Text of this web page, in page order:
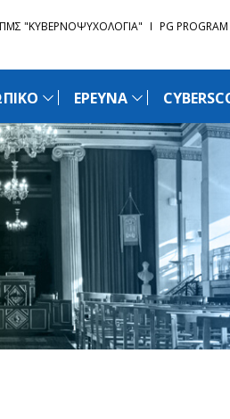
ΠΜΣ "ΚΥΒΕΡΝΟΨΥΧΟΛΟΓΙΑ" PG
ΕΡΕΥΝΑ